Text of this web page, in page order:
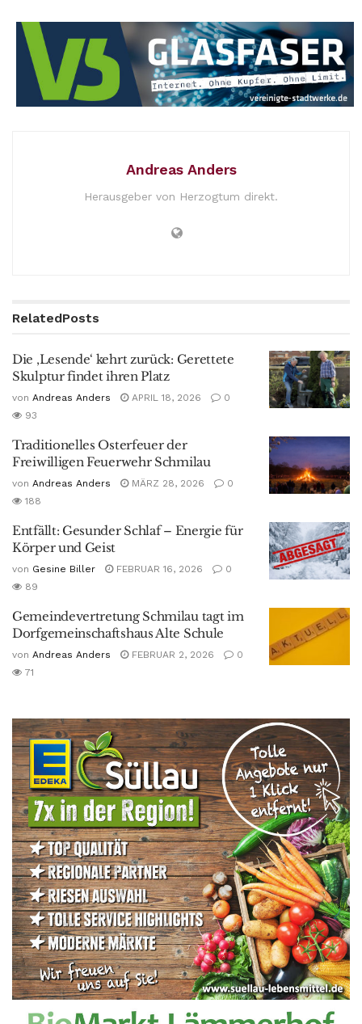
Andreas Anders
Herausgeber von Herzogtum direkt.
RelatedPosts
Die ‚Lesende‘ kehrt zurück: Gerettete
Skulptur findet ihren Platz
von Andreas Anders APRIL 18, 2026
0
93
Traditionelles Osterfeuer der
Freiwilligen Feuerwehr Schmilau
von Andreas Anders MÄRZ 28, 2026
0
188
Entfällt: Gesunder Schlaf – Energie für
Körper und Geist
von Gesine Biller FEBRUAR 16, 2026
0
89
Gemeindevertretung Schmilau tagt im
Dorfgemeinschaftshaus Alte Schule
von Andreas Anders FEBRUAR 2, 2026
0
71